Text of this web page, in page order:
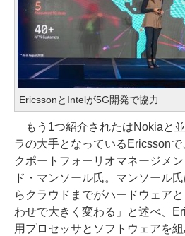
EricssonとIntelが5G開発で協力
もう1つ紹介されたはNokiaと
ラの大手となっているEricsson
クポートフォーリオマネージメ
ド・マンソール氏。マンソール
らクラウドまでがハードウェア
わせで大きく変わる」と述べ、
用プロセッサとソフトウェアを